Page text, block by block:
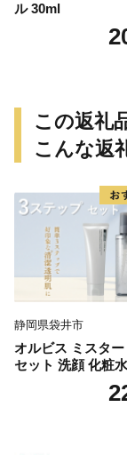
ル 30ml
この返礼
こんな返
静岡県袋井市
オルビス ミスタ
セット 洗顔 化粧